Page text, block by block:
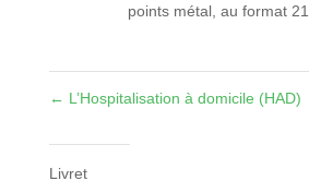
points métal, au format
← L’Hospitalisation à domicile (HAD)
Livret